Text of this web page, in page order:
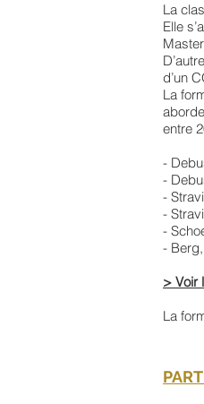
La
Elle
d’un
La
entre
-
-
-
-
-
- Berg,
> Voir
La